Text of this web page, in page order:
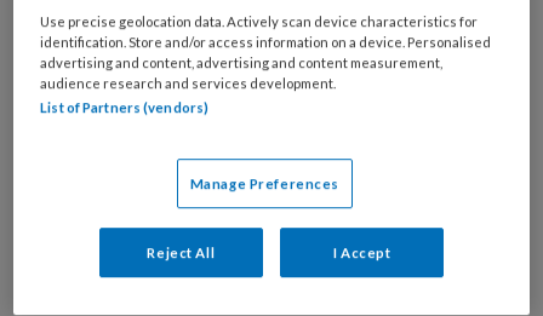
collega sociaal werkers over deze
verkiezingsuitslag.
Met cultuursensitief werken kunnen sociaal
toegankelijkheid van de zorg. Dat zeggen
Willem van Rooijen, Ludo Glimmerveen en
Use precise geolocation data. Actively scan device characteristics for
identification. Store and/or access information on a device. Personalised
advertising and content, advertising and content measurement,
audience research and services development.
List of Partners (vendors)
Manage Preferences
Reject All I Accept